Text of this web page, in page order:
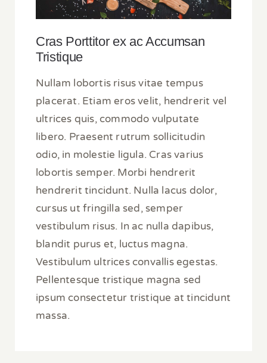
Cras Porttitor ex ac Accumsan
Tristique
Nullam lobortis risus vitae tempus
placerat. Etiam eros velit, hendrerit vel
ultrices quis, commodo vulputate
libero. Praesent rutrum sollicitudin
odio, in molestie ligula. Cras varius
lobortis semper. Morbi hendrerit
hendrerit tincidunt. Nulla lacus dolor,
cursus ut fringilla sed, semper
vestibulum risus. In ac nulla dapibus,
blandit purus et, luctus magna.
Vestibulum ultrices convallis egestas.
Pellentesque tristique magna sed
ipsum consectetur tristique at tincidunt
massa.